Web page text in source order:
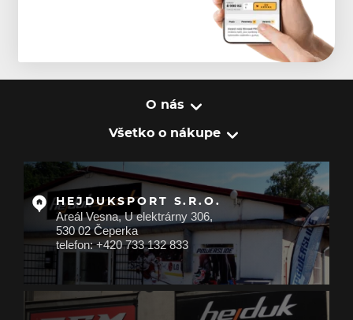
O nás
Všetko o nákupe
HEJDUKSPORT S.R.O.
Areál Vesna, U elektrárny 306,
530 02 Čeperka
telefon: +420 733 132 833